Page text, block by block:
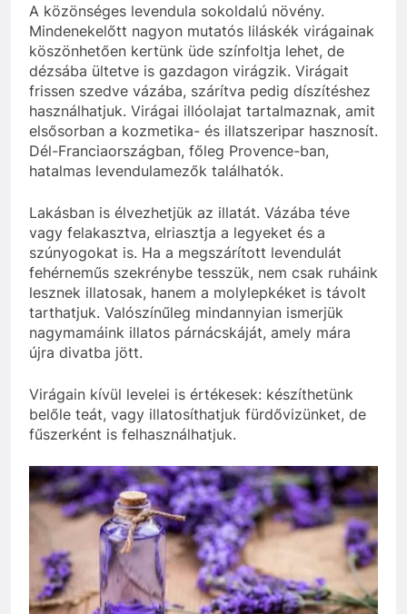
A közönséges levendula sokoldalú növény.
Mindenekelőtt nagyon mutatós liláskék virágainak
köszönhetően kertünk üde színfoltja lehet, de
dézsába ültetve is gazdagon virágzik. Virágait
frissen szedve vázába, szárítva pedig díszítéshez
használhatjuk. Virágai illóolajat tartalmaznak, amit
elsősorban a kozmetika- és illatszeripar hasznosít.
Dél-Franciaországban, főleg Provence-ban,
hatalmas levendulamezők találhatók.
Lakásban is élvezhetjük az illatát. Vázába téve
vagy felakasztva, elriasztja a legyeket és a
szúnyogokat is. Ha a megszárított levendulát
fehérneműs szekrénybe tesszük, nem csak ruháink
lesznek illatosak, hanem a molylepkéket is távolt
tarthatjuk. Valószínűleg mindannyian ismerjük
nagymamáink illatos párnácskáját, amely mára
újra divatba jött.
Virágain kívül levelei is értékesek: készíthetünk
belőle teát, vagy illatosíthatjuk fürdővizünket, de
fűszerként is felhasználhatjuk.